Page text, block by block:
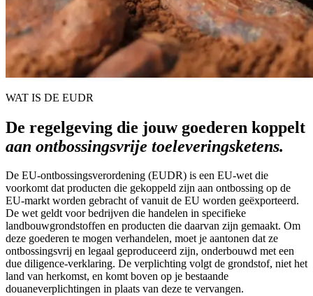
WAT IS DE EUDR
De regelgeving die jouw goederen koppelt
aan ontbossingsvrije toeleveringsketens.
De EU-ontbossingsverordening (EUDR) is een EU-wet die
voorkomt dat producten die gekoppeld zijn aan ontbossing op de
EU-markt worden gebracht of vanuit de EU worden geëxporteerd.
De wet geldt voor bedrijven die handelen in specifieke
landbouwgrondstoffen en producten die daarvan zijn gemaakt. Om
deze goederen te mogen verhandelen, moet je aantonen dat ze
ontbossingsvrij en legaal geproduceerd zijn, onderbouwd met een
due diligence-verklaring. De verplichting volgt de grondstof, niet het
land van herkomst, en komt boven op je bestaande
douaneverplichtingen in plaats van deze te vervangen.